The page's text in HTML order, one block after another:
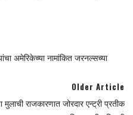
अमेरिकेच्या नामांकित जरनल्सच्या
Older Article
राजकारणात जोरदार एन्ट्री प्रतीक